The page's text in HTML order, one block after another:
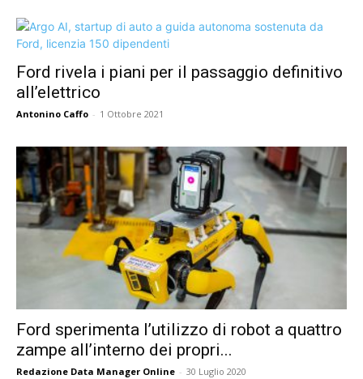
Ford rivela i piani per il passaggio definitivo
all’elettrico
Antonino Caffo - 1 Ottobre 2021
Ford sperimenta l’utilizzo di robot a quattro
zampe all’interno dei propri...
Redazione Data Manager Online - 30 Luglio 2020